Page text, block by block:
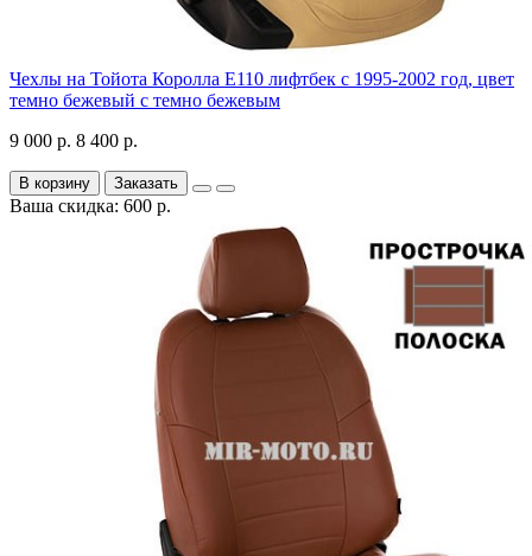
Чехлы на Тойота Королла Е110 лифтбек с 1995-2002 год, цвет
темно бежевый с темно бежевым
9 000 р. 8 400 р.
В корзину Заказать
Ваша скидка: 600 р.